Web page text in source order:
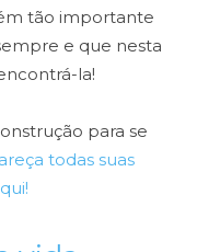
tão importante
e que nesta
la!
para se
todas suas